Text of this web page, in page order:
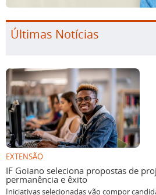
Últimas Notícias
EXTENSÃO
IF Goiano seleciona propostas de
permanência e êxito
Iniciativas selecionadas vão compor